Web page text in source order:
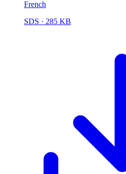
French
SDS · 285 KB